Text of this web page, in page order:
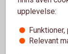
Privatrådgivare
0451-55982
post
upplevelse:
Relevant